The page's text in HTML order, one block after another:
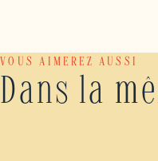
VOUS AIMEREZ AUSSI
Dans la